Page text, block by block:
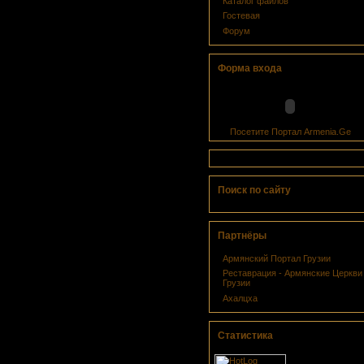
Гостевая
Форум
Форма входа
Посетите Портал Armenia.Ge
Поиск по сайту
Партнёры
Армянский Портал Грузии
Реcтаврация - Армянские Церкви
Грузии
Ахалцха
Статистика